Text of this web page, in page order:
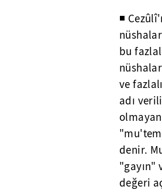
◾
bu
ve
adı
denir.
"gayın"
değeri